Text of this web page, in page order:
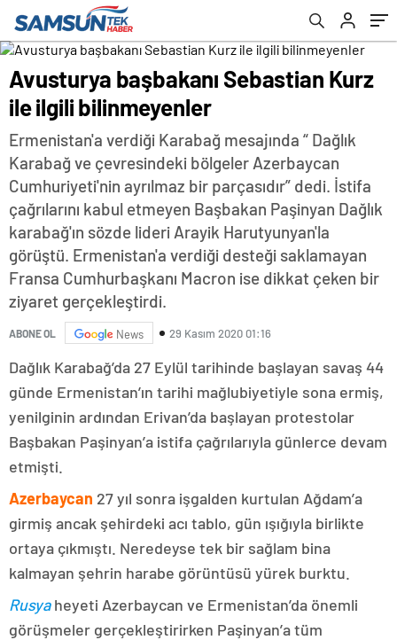
Avusturya başbakanı Sebastian Kurz
ile ilgili bilinmeyenler
Ermenistan'a verdiği Karabağ mesajında “ Dağlık
Karabağ ve çevresindeki bölgeler Azerbaycan
Cumhuriyeti'nin ayrılmaz bir parçasıdır” dedi. İstifa
çağrılarını kabul etmeyen Başbakan Paşinyan Dağlık
karabağ'ın sözde lideri Arayik Harutyunyan'la
görüştü. Ermenistan'a verdiği desteği saklamayan
Fransa Cumhurbaşkanı Macron ise dikkat çeken bir
ziyaret gerçekleştirdi.
ABONE OL News 29 Kasım 2020 01:16
Dağlık Karabağ’da 27 Eylül tarihinde başlayan savaş 44
günde Ermenistan’ın tarihi mağlubiyetiyle sona ermiş,
yenilginin ardından Erivan’da başlayan protestolar
Başbakan Paşinyan’a istifa çağrılarıyla günlerce devam
etmişti.
Azerbaycan 27 yıl sonra işgalden kurtulan Ağdam’a
girmiş ancak şehirdeki acı tablo, gün ışığıyla birlikte
ortaya çıkmıştı. Neredeyse tek bir sağlam bina
kalmayan şehrin harabe görüntüsü yürek burktu.
Rusyaheyeti Azerbaycan ve Ermenistan’da önemli
görüşmeler gerçekleştirirken Paşinyan’a tüm